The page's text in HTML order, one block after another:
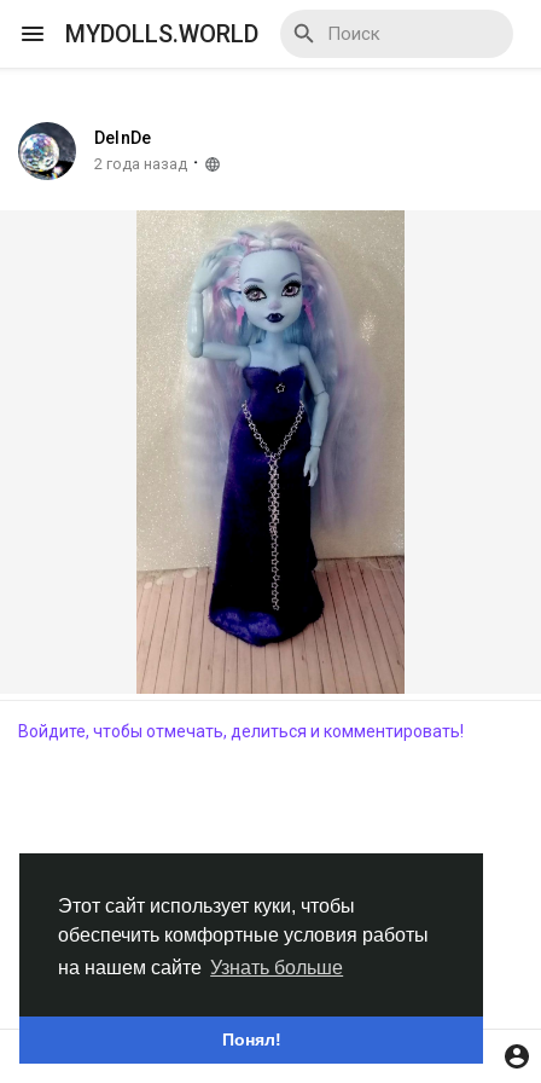
Этот сайт использует куки, чтобы
обеспечить комфортные условия работы
на нашем сайте Узнать больше
Понял!
MYDOLLS.WORLD
Смотреть Действа
Я организатор
Смотреть Блоги
Смотреть Базар
Смотреть Группы
Мои группы
Популярные посты
Найти сообщения
DeInDe
2 года назад ·
Войдите, чтобы отмечать, делиться и комментировать!